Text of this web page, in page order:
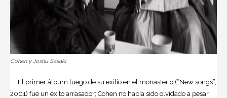
Cohen y Joshu Sasaki
El primer álbum luego de su exilio en el monasterio (“New songs”,
2001) fue un éxito arrasador; Cohen no había sido olvidado a pesar